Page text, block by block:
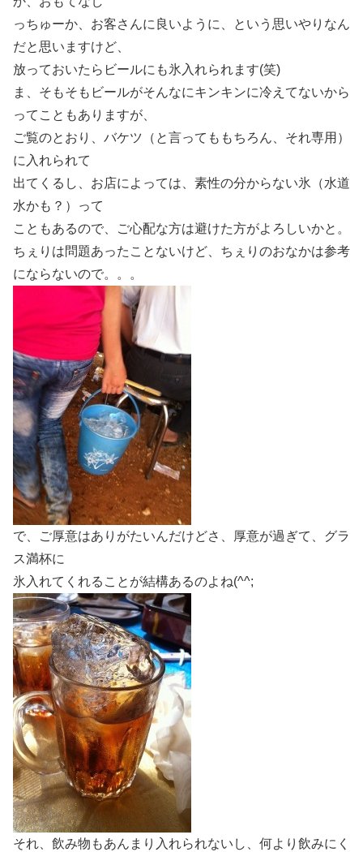
っちゅーか、お客さんに良いように、という思いやりなん
だと思いますけど、
放っておいたらビールにも氷入れられます(笑)
ま、そもそもビールがそんなにキンキンに冷えてないから
ってこともありますが、
ご覧のとおり、バケツ（と言ってももちろん、それ専用）
に入れられて
出てくるし、お店によっては、素性の分からない氷（水道
水かも？）って
こともあるので、ご心配な方は避けた方がよろしいかと。
ちぇりは問題あったことないけど、ちぇりのおなかは参考
にならないので。。。
で、ご厚意はありがたいんだけどさ、厚意が過ぎて、グラ
ス満杯に
氷入れてくれることが結構あるのよね(^^;
それ、飲み物もあんまり入れられないし、何より飲みにく